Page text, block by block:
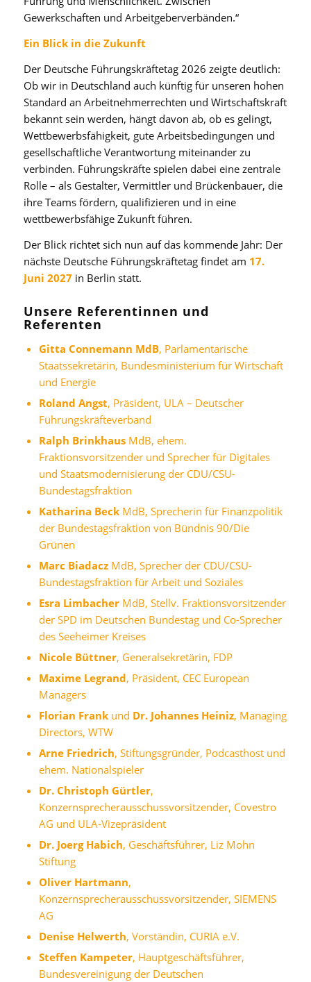
Gewerkschaften und Arbeitgeberverbänden.“
Ein Blick in die Zukunft
Der Deutsche Führungskräftetag 2026 zeigte deutlich:
Ob wir in Deutschland auch künftig für unseren hohen
Standard an Arbeitnehmerrechten und Wirtschaftskraft
bekannt sein werden, hängt davon ab, ob es gelingt,
Wettbewerbsfähigkeit, gute Arbeitsbedingungen und
gesellschaftliche Verantwortung miteinander zu
verbinden. Führungskräfte spielen dabei eine zentrale
Rolle – als Gestalter, Vermittler und Brückenbauer, die
ihre Teams fördern, qualifizieren und in eine
wettbewerbsfähige Zukunft führen.
Der Blick richtet sich nun auf das kommende Jahr: Der
nächste Deutsche Führungskräftetag findet am 17.
Juni 2027in Berlin statt.
Unsere Referentinnen und
Referenten
Gitta Connemann MdB, Parlamentarische
Staatssekretärin, Bundesministerium für Wirtschaft
und Energie
Roland Angst, Präsident, ULA – Deutscher
Führungskräfteverband
Ralph BrinkhausMdB, ehem.
Fraktionsvorsitzender und Sprecher für Digitales
und Staatsmodernisierung der CDU/CSU-
Bundestagsfraktion
Katharina BeckMdB, Sprecherin für Finanzpolitik
der Bundestagsfraktion von Bündnis 90/Die
Grünen
Marc BiadaczMdB, Sprecher der CDU/CSU-
Bundestagsfraktion für Arbeit und Soziales
Esra LimbacherMdB, Stellv. Fraktionsvorsitzender
der SPD im Deutschen Bundestag und Co-Sprecher
des Seeheimer Kreises
Nicole Büttner, Generalsekretärin, FDP
Maxime Legrand, Präsident, CEC European
Managers
Florian Frankund Dr. Johannes Heiniz, Managing
Directors, WTW
Arne Friedrich, Stiftungsgründer, Podcasthost und
ehem. Nationalspieler
Dr. Christoph Gürtler,
Konzernsprecherausschussvorsitzender, Covestro
AG und ULA-Vizepräsident
Dr. Joerg Habich, Geschäftsführer, Liz Mohn
Stiftung
Oliver Hartmann,
Konzernsprecherausschussvorsitzender, SIEMENS
AG
Denise Helwerth, Vorständin, CURIA e.V.
Steffen Kampeter, Hauptgeschäftsführer,
Bundesvereinigung der Deutschen